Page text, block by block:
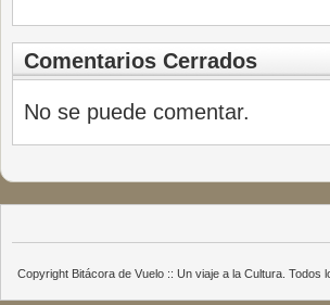
Comentarios Cerrados
No se puede comentar.
Copyright Bitácora de Vuelo :: Un viaje a la Cultura. Todos